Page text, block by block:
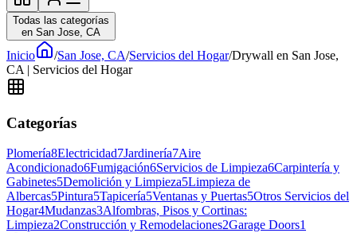
Todas las categorías
en San Jose, CA
Inicio /San Jose, CA/Servicios del Hogar/Drywall en San Jose,
CA | Servicios del Hogar
Categorías
Plomería8Electricidad7Jardinería7Aire
Acondicionado6Fumigación6Servicios de Limpieza6Carpintería y
Gabinetes5Demolición y Limpieza5Limpieza de
Albercas5Pintura5Tapicería5Ventanas y Puertas5Otros Servicios del
Hogar4Mudanzas3Alfombras, Pisos y Cortinas:
Limpieza2Construcción y Remodelaciones2Garage Doors1